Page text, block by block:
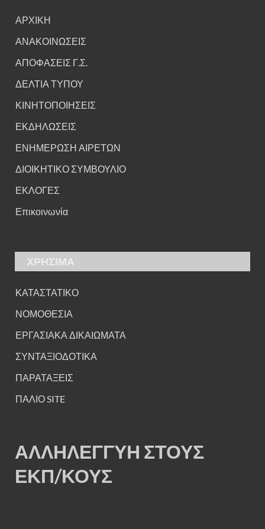
ΑΡΧΙΚΗ
ΑΝΑΚΟΙΝΩΣΕΙΣ
ΑΠΟΦΑΣΕΙΣ Γ.Σ.
ΔΕΛΤΙΑ ΤΥΠΟΥ
ΚΙΝΗΤΟΠΟΙΗΣΕΙΣ
ΕΚΔΗΛΩΣΕΙΣ
ΕΝΗΜΕΡΩΣΗ ΑΙΡΕΤΩΝ
ΔΙΟΙΚΗΤΙΚΟ ΣΥΜΒΟΥΛΙΟ
ΕΚΛΟΓΕΣ
Επικοινωνία
ΧΡΗΣΙΜΑ
ΚΑΤΑΣΤΑΤΙΚΟ
ΝΟΜΟΘΕΣΙΑ
ΕΡΓΑΣΙΑΚΑ ΔΙΚΑΙΩΜΑΤΑ
ΣΥΝΤΑΞΙΟΔΟΤΙΚΑ
ΠΑΡΑΤΑΞΕΙΣ
ΠΑΛΙΟ SITE
ΑΛΛΗΛΕΓΓΥΗ ΣΤΟΥΣ
ΕΚΠ/ΚΟΥΣ